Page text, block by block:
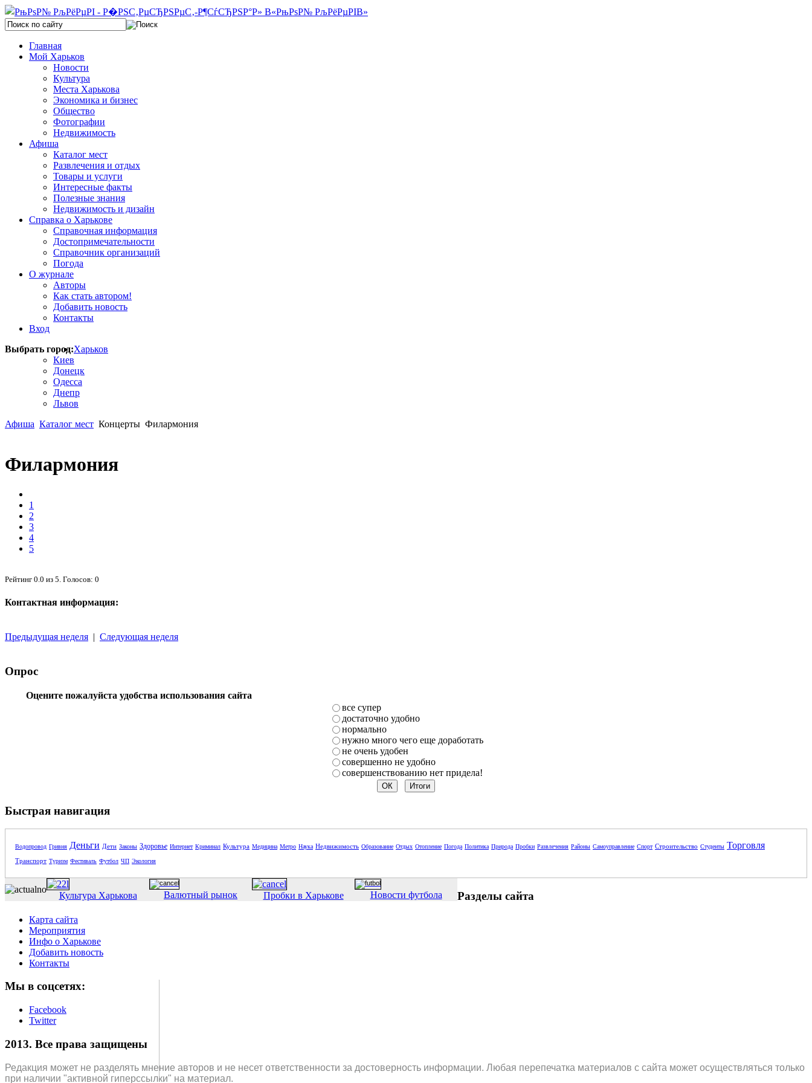
Главная
Мой Харьков
Новости
Культура
Места Харькова
Экономика и бизнес
Общество
Фотографии
Недвижимость
Афиша
Каталог мест
Развлечения и отдых
Товары и услуги
Интересные факты
Полезные знания
Недвижимость и дизайн
Справка о Харькове
Справочная информация
Достопримечательности
Справочник организаций
Погода
О журнале
Авторы
Как стать автором!
Добавить новость
Контакты
Вход
Выбрать город:Харьков
Киев
Донецк
Одесса
Днепр
Львов
Афиша Каталог мест Концерты Филармония
Филармония
1
2
3
4
5
Рейтинг 0.0 из 5 . Голосов: 0
Контактная информация:
Предыдущая неделя | Следующая неделя
Опрос
Оцените пожалуйста удобства использования сайта
все супер
достаточно удобно
нормально
нужно много чего еще доработать
не очень удобен
совершенно не удобно
совершенствованию нет придела!
Быстрая навигация
Водопровод Гривня Деньги Дети Законы Здоровье Интернет Криминал Культура Медицина Метро Наука Недвижимость Образование Отдых Отопление Погода Политика Природа Пробки Развлечения Районы Самоуправление Спорт Строительство Студенты Торговля
Транспорт Туризм Фестиваль Футбол ЧП Экология
Культура Харькова Валютный рынок Пробки в Харькове Новости футбола Разделы сайта
Карта сайта
Мероприятия
Инфо о Харькове
Добавить новость
Контакты
Мы в соцсетях:
Facebook
Twitter
2013. Все права защищены
Редакция может не разделять мнение авторов и не несет ответственности за достоверность информации. Любая перепечатка материалов с сайта может осуществляться только
при наличии "активной гиперссылки" на материал.